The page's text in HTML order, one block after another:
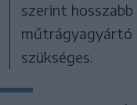
szerint
műtrágyagyártó
szükséges.